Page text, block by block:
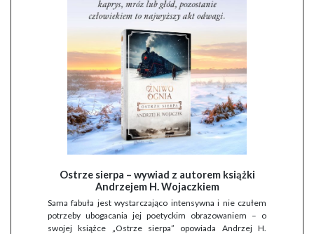
Ostrze sierpa – wywiad z autorem książki
Andrzejem H. Wojaczkiem
Sama fabuła jest wystarczająco intensywna i nie czułem
potrzeby ubogacania jej poetyckim obrazowaniem – o
swojej książce „Ostrze sierpa” opowiada Andrzej H.